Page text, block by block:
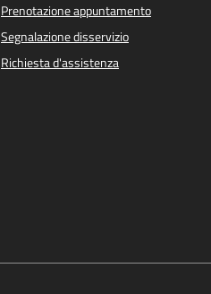
Prenotazione appuntamento
Segnalazione disservizio
Richiesta d'assistenza